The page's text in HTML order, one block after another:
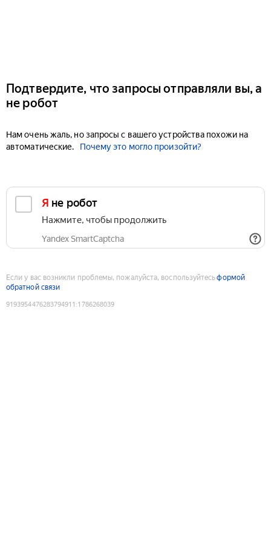
Подтвердите, что запросы отправляли вы, а
не робот
Нам очень жаль, но запросы с вашего устройства похожи на
автоматические.
Почему это могло произойти?
Я не робот
Нажмите, чтобы продолжить
Yandex SmartCaptcha
Если у вас возникли проблемы, пожалуйста, воспользуйтесьформой
обратной связи
9193954476283794911 :1786268039